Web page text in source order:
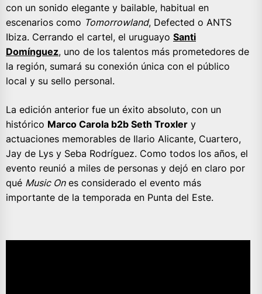
con un sonido elegante y bailable, habitual en
escenarios como Tomorrowland, Defected o ANTS
Ibiza. Cerrando el cartel, el uruguayo Santi
Domínguez, uno de los talentos más prometedores de
la región, sumará su conexión única con el público
local y su sello personal.
La edición anterior fue un éxito absoluto, con un
histórico Marco Carola b2b Seth Troxler y
actuaciones memorables de Ilario Alicante, Cuartero,
Jay de Lys y Seba Rodríguez. Como todos los años, el
evento reunió a miles de personas y dejó en claro por
qué Music Ones considerado el evento más
importante de la temporada en Punta del Este.